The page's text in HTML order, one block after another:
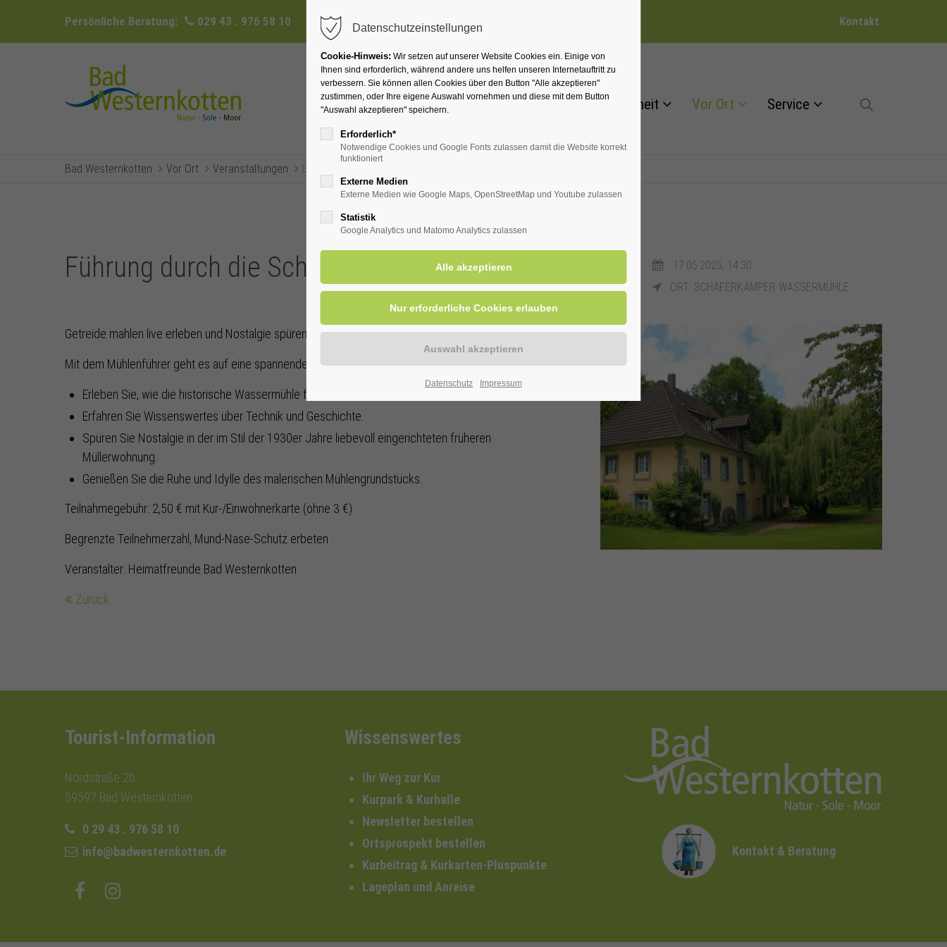
Persönliche Beratung: 029 43 . 976 58 10 info@badwesternkotten.de Kontakt
Ihr Heilbad Übernachten Für Ihre Gesundheit Vor Ort Service
Bad Westernkotten Vor Ort Veranstaltungen Eventsreader (Timeline)
Führung durch die Schäferkämper Wassermühle
17.05.2025, 14:30
ORT: SCHÄFERKÄMPER WASSERMÜHLE
Getreide mahlen live erleben und Nostalgie spüren.
Mit dem Mühlenführer geht es auf eine spannende Reise in die Vergangenheit:
Erleben Sie, wie die historische Wassermühle funktioniert.
Erfahren Sie Wissenswertes über Technik und Geschichte.
Spüren Sie Nostalgie in der im Stil der 1930er Jahre liebevoll eingerichteten früheren
Müllerwohnung.
Genießen Sie die Ruhe und Idylle des malerischen Mühlengrundstücks.
Teilnahmegebühr: 2,50 € mit Kur-/Einwohnerkarte (ohne 3 €)
Begrenzte Teilnehmerzahl, Mund-Nase-Schutz erbeten
Veranstalter: Heimatfreunde Bad Westernkotten
Zurück
Tourist-Information
Nordstraße 2b
59597 Bad Westernkotten
0 29 43 . 976 58 10
info@badwesternkotten.de
Wissenswertes
Ihr Weg zur Kur
Kurpark & Kurhalle
Newsletter bestellen
Ortsprospekt bestellen
Kurbeitrag & Kurkarten-Pluspunkte
Lageplan und Anreise
Kontakt & Beratung
Datenschutzeinstellungen
Cookie-Hinweis: Wir setzen auf unserer Website Cookies ein. Einige von
Ihnen sind erforderlich, während andere uns helfen unseren Internetauftritt zu
verbessern. Sie können allen Cookies über den Button "Alle akzeptieren"
zustimmen, oder Ihre eigene Auswahl vornehmen und diese mit dem Button
"Auswahl akzeptieren" speichern.
Erforderlich*
Notwendige Cookies und Google Fonts zulassen damit die Website korrekt
funktioniert
Externe Medien
Externe Medien wie Google Maps, OpenStreetMap und Youtube zulassen
Statistik
Google Analytics und Matomo Analytics zulassen
Datenschutz Impressum